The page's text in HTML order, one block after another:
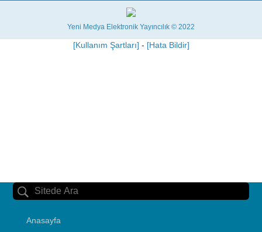
Yeni Medya Elektronik Yayıncılık © 2022
[Kullanım Şartları] - [Hata Bildir]
Anasayfa